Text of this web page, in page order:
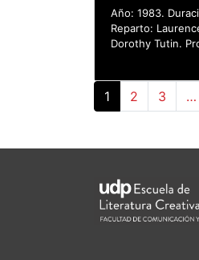
Año: 1983.
Reparto:
Dorothy Tutin.
1 2 3 …